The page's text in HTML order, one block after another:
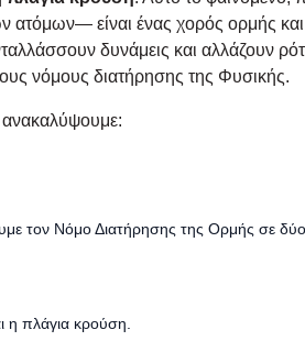
ατό­μων— είναι ένας χορός ορμής
δυνά­μεις και αλλά­ζουν
νόμους δια­τή­ρη­σης της Φυσι­κής.
τον Νόμο Δια­τή­ρη­σης της Ορμής σε δύο
η πλά­για κρού­ση.